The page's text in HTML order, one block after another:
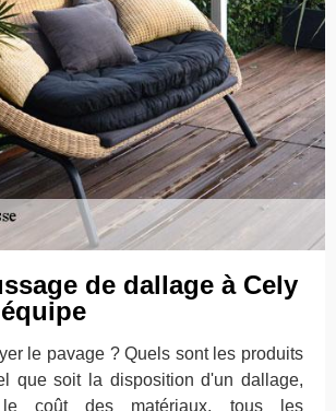
de dallage à Cely
le pavage ? Quels sont les produits
que soit la disposition d'un dallage,
coût des matériaux, tous les